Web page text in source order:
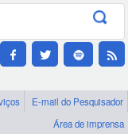
Canais
E-mail do Pesquisador
Área de imprensa